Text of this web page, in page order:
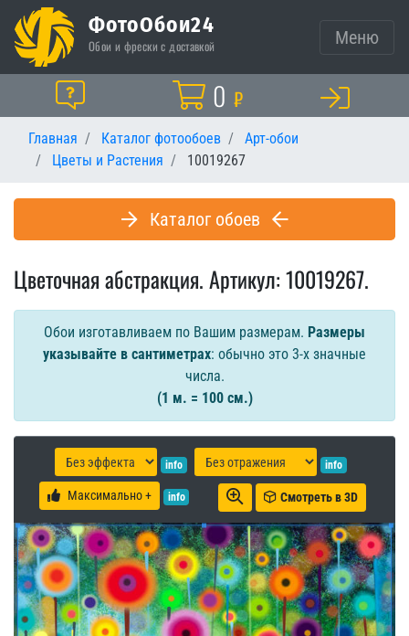
ФотоОбои24
Обои и фрески с доставкой Меню
Помощь Корзина
0 ₽
Главная Каталог фотообоев
Арт-обои
Цветы и Растения
10019267
Каталог обоев
Цветочная абстракция. Артикул: 10019267.
Обои изготавливаем по Вашим размерам. Размеры
указывайте в сантиметрах: обычно это 3-х значные
числа.
(1 м. = 100 см.)
info info
Максимально + info Смотреть в 3D